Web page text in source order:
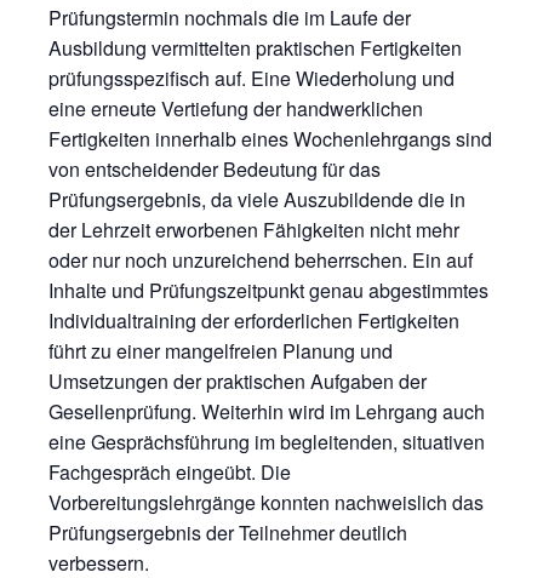
Prüfungstermin nochmals die im Laufe der
Ausbildung vermittelten praktischen Fertigkeiten
prüfungsspezifisch auf. Eine Wiederholung und
eine erneute Vertiefung der handwerklichen
Fertigkeiten innerhalb eines Wochenlehrgangs sind
von entscheidender Bedeutung für das
Prüfungsergebnis, da viele Auszubildende die in
der Lehrzeit erworbenen Fähigkeiten nicht mehr
oder nur noch unzureichend beherrschen. Ein auf
Inhalte und Prüfungszeitpunkt genau abgestimmtes
Individualtraining der erforderlichen Fertigkeiten
führt zu einer mangelfreien Planung und
Umsetzungen der praktischen Aufgaben der
Gesellenprüfung. Weiterhin wird im Lehrgang auch
eine Gesprächsführung im begleitenden, situativen
Fachgespräch eingeübt. Die
Vorbereitungslehrgänge konnten nachweislich das
Prüfungsergebnis der Teilnehmer deutlich
verbessern.